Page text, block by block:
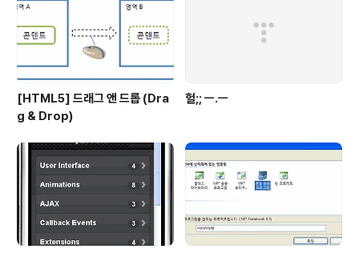
[HTML5] 드래그 앤 드롭 (Dra
g & Drop)
헐;; ㅡ.ㅡ